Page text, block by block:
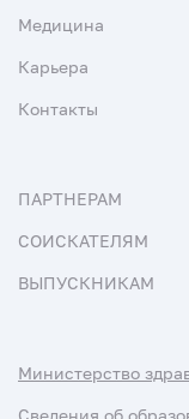
Медицина
Карьера
Контакты
ПАРТНЕРАМ
СОИСКАТЕЛЯМ
ВЫПУСКНИКАМ
Министерство
Сведения об